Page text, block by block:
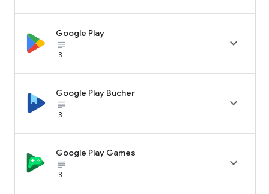
Google Play
subject_black
3

Google Play Bücher
subject_black
3

Google Play Games
subject_black
3
